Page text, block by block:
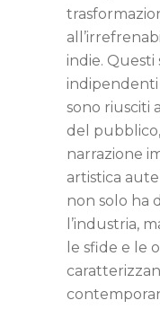
indie. Questi
indipendenti
sono riusciti
del
narrazione
artistica
non solo ha
l’industria,
le sfide e le